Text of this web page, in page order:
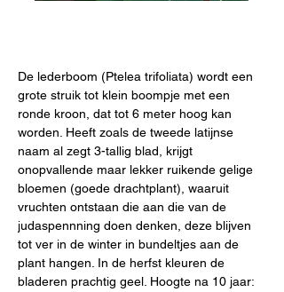
De lederboom (Ptelea trifoliata) wordt een
grote struik tot klein boompje met een
ronde kroon, dat tot 6 meter hoog kan
worden. Heeft zoals de tweede latijnse
naam al zegt 3-tallig blad, krijgt
onopvallende maar lekker ruikende gelige
bloemen (goede drachtplant), waaruit
vruchten ontstaan die aan die van de
judaspennning doen denken, deze blijven
tot ver in de winter in bundeltjes aan de
plant hangen. In de herfst kleuren de
bladeren prachtig geel. Hoogte na 10 jaar: